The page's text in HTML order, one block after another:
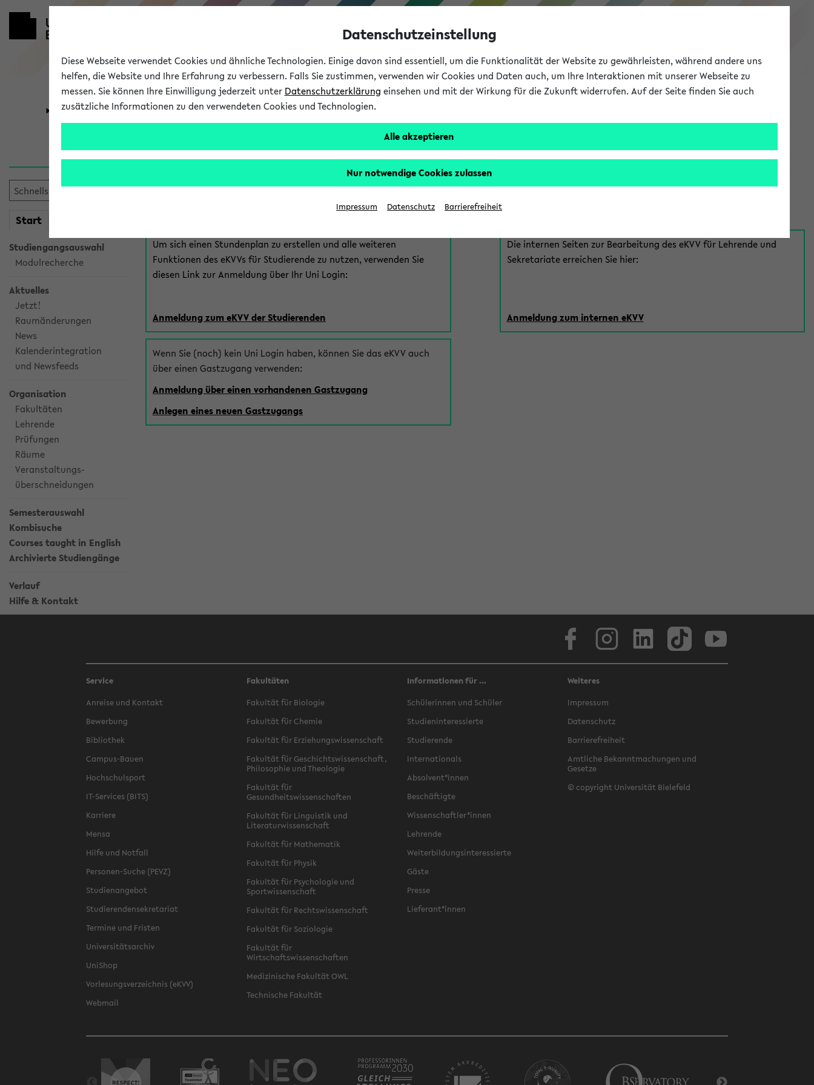
eKVV
Universität Forschung Studium
Start
Studiengangsauswahl
Modulrecherche
Aktuelles
Jetzt!
Raumänderungen
News
Kalenderintegration
und Newsfeeds
Organisation
Fakultäten
Lehrende
Prüfungen
Räume
Veranstaltungs-
überschneidungen
Semesterauswahl
Kombisuche
Courses taught in English
Archivierte Studiengänge
Verlauf
Hilfe & Kontakt
Anmeldung am eKVV
Es gibt mehrere Möglichkeiten zur Anmeldung am eKVV. Bitte wählen Sie die für Sie richtige aus:
Um sich einen Stundenplan zu erstellen und alle weiteren
Funktionen des eKVVs für Studierende zu nutzen, verwenden Sie
diesen Link zur Anmeldung über Ihr Uni Login:
Anmeldung zum eKVV der Studierenden
Wenn Sie (noch) kein Uni Login haben, können Sie das eKVV auch
über einen Gastzugang verwenden:
Anmeldung über einen vorhandenen Gastzugang
Anlegen eines neuen Gastzugangs
eKVV für Mitarbeiter*innen
Die internen Seiten zur Bearbeitung des eKVV für Lehrende und
Sekretariate erreichen Sie hier:
Anmeldung zum internen eKVV
Service
Anreise und Kontakt
Bewerbung
Bibliothek
Campus-Bauen
Hochschulsport
IT-Services (BITS)
Karriere
Mensa
Hilfe und Notfall
Personen-Suche (PEVZ)
Studienangebot
Studierendensekretariat
Termine und Fristen
Universitätsarchiv
UniShop
Vorlesungsverzeichnis (eKVV)
Webmail
Fakultäten
Fakultät für Biologie
Fakultät für Chemie
Fakultät für Erziehungswissenschaft
Fakultät für Geschichtswissenschaft,
Philosophie und Theologie
Fakultät für
Gesundheitswissenschaften
Fakultät für Linguistik und
Literaturwissenschaft
Fakultät für Mathematik
Fakultät für Physik
Fakultät für Psychologie und
Sportwissenschaft
Fakultät für Rechtswissenschaft
Fakultät für Soziologie
Fakultät für
Wirtschaftswissenschaften
Medizinische Fakultät OWL
Technische Fakultät
Informationen für ...
Schülerinnen und Schüler
Studieninteressierte
Studierende
Internationals
Absolvent*innen
Beschäftigte
Wissenschaftler*innen
Lehrende
Weiterbildungsinteressierte
Gäste
Presse
Lieferant*innen
Weiteres
Impressum
Datenschutz
Barrierefreiheit
Amtliche Bekanntmachungen und
Gesetze
© copyright Universität Bielefeld
Datenschutzeinstellung
Diese Webseite verwendet Cookies und ähnliche Technologien. Einige davon sind essentiell, um die Funktionalität der Website zu gewährleisten, während andere uns
helfen, die Website und Ihre Erfahrung zu verbessern. Falls Sie zustimmen, verwenden wir Cookies und Daten auch, um Ihre Interaktionen mit unserer Webseite zu
messen. Sie können Ihre Einwilligung jederzeit unter Datenschutzerklärung einsehen und mit der Wirkung für die Zukunft widerrufen. Auf der Seite finden Sie auch
zusätzliche Informationen zu den verwendeten Cookies und Technologien.
Alle akzeptieren
Nur notwendige Cookies zulassen
Impressum Datenschutz Barrierefreiheit